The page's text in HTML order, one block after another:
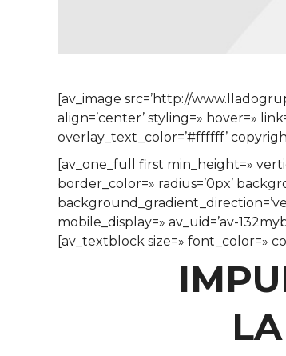
[av_image src=’http://
align=’center’ styling=» hover=»
overlay_text_color=’#ffffff’
[av_one_full first min_height=»
border_color=» radius=’0px’
mobile_display=» av_uid=’av-
[av_textblock size=» font_color=»